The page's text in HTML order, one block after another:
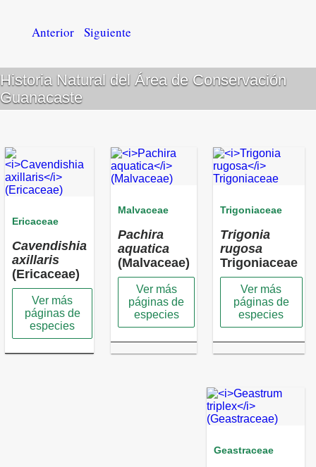
Anterior Siguiente
Historia Natural del Área de Conservación
Guanacaste
Ericaceae
Cavendishia
axillaris
(Ericaceae)
Ver más
páginas de
especies
Malvaceae
Pachira
aquatica
(Malvaceae)
Ver más
páginas de
especies
Trigoniaceae
Trigonia
rugosa
Trigoniaceae
Ver más
páginas de
especies
Geastraceae